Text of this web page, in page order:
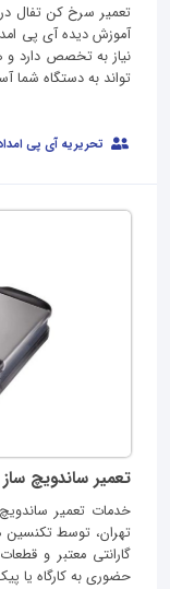
تعمیر سرخ کن تفال
آموزش دیده آی پی
نیاز به تخصص دارد و
تواند به دستگاه شما
تحریریه آی پی
تعمیر ساندویچ
خدمات تعمیر
تهران، توسط
حضوری به کارگاه یا